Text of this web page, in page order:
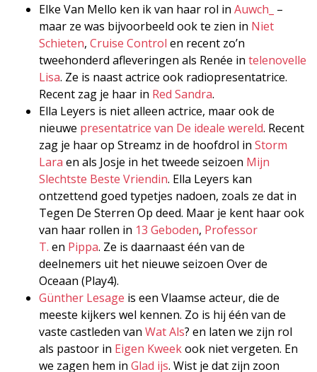
Elke Van Mello ken ik van haar rol in Auwch_ –
maar ze was bijvoorbeeld ook te zien in Niet
Schieten, Cruise Control en recent zo’n
tweehonderd afleveringen als Renée in telenovelle
Lisa. Ze is naast actrice ook radiopresentatrice.
Recent zag je haar in Red Sandra.
Ella Leyers is niet alleen actrice, maar ook de
nieuwe presentatrice van De ideale wereld. Recent
zag je haar op Streamz in de hoofdrol in Storm
Lara en als Josje in het tweede seizoen Mijn
Slechtste Beste Vriendin. Ella Leyers kan
ontzettend goed typetjes nadoen, zoals ze dat in
Tegen De Sterren Op deed. Maar je kent haar ook
van haar rollen in 13 Geboden, Professor
T. en Pippa. Ze is daarnaast één van de
deelnemers uit het nieuwe seizoen Over de
Oceaan (Play4).
Günther Lesage is een Vlaamse acteur, die de
meeste kijkers wel kennen. Zo is hij één van de
vaste castleden van Wat Als? en laten we zijn rol
als pastoor in Eigen Kweekook niet vergeten. En
we zagen hem in Glad ijs. Wist je dat zijn zoon